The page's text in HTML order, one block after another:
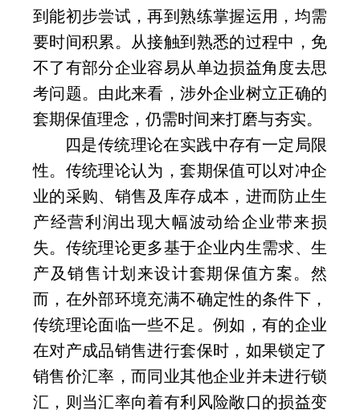
到能初步尝试，再到熟练掌握运用，均需
要时间积累。从接触到熟悉的过程中，免
不了有部分企业容易从单边损益角度去思
考问题。由此来看，涉外企业树立正确的
套期保值理念，仍需时间来打磨与夯实。
四是传统理论在实践中存有一定局限
性。传统理论认为，套期保值可以对冲企
业的采购、销售及库存成本，进而防止生
产经营利润出现大幅波动给企业带来损
失。传统理论更多基于企业内生需求、生
产及销售计划来设计套期保值方案。然
而，在外部环境充满不确定性的条件下，
传统理论面临一些不足。例如，有的企业
在对产成品销售进行套保时，如果锁定了
销售价汇率，而同业其他企业并未进行锁
汇，则当汇率向着有利风险敞口的损益变